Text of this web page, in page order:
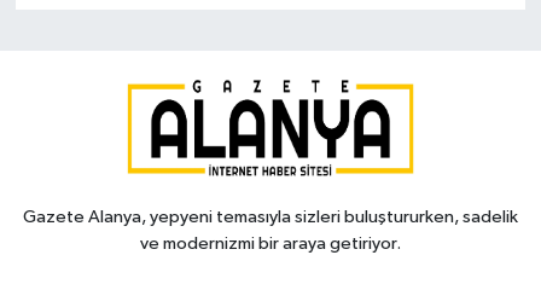
Gazete Alanya, yepyeni temasıyla sizleri buluştururken, sadelik
ve modernizmi bir araya getiriyor.